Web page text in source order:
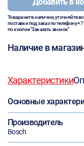
Товара нет в наличии, уточняйте
поставки под заказ по телефону+7
по кнопке "Заказать звонок"
Наличие в
Характеристики
Основные
Производитель
Bosch